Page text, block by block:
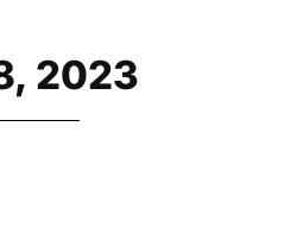
2023